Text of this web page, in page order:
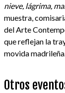
nieve, lágrima,
muestra,
del Arte
que reflejan la
movida madrileña.
Otros